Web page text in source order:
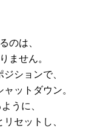
のは、
ません。
ションで、
ットダウン。
うに、
セットし、